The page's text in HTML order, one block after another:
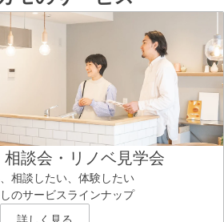
相談会・リノベ見学会
相談したい、体験したい
のサービスラインナップ